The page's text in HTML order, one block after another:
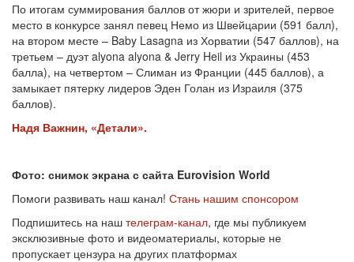
По итогам суммирования баллов от жюри и зрителей, первое
место в конкурсе занял певец Немо из Швейцарии (591 балл),
на втором месте – Baby Lasagna из Хорватии (547 баллов), на
третьем – дуэт alyona alyona & Jerry Heil из Украины (453
балла), на четвертом – Слиман из Франции (445 баллов), а
замыкает пятерку лидеров Эден Голан из Израиля (375
баллов).
Надя Важнин, «Детали».
Фото: снимок экрана с сайта Eurovision World
Помоги развивать наш канал! Стань нашим спонсором
Подпишитесь на наш телеграм-канал, где мы публикуем
эксклюзивные фото и видеоматериалы, которые не
пропускает цензура на других платформах